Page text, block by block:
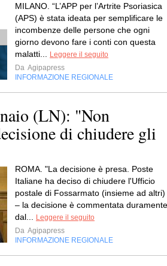
MILANO. “L’APP per l’Artrite Psoriasica
(APS) è stata ideata per semplificare le
incombenze delle persone che ogni
giorno devono fare i conti con questa
malatti...
Leggere il seguito
Da Agipapress
INFORMAZIONE REGIONALE
(LN): "Non
di chiudere gli
ROMA. "La decisione è presa. Poste
Italiane ha deciso di chiudere l'Ufficio
postale di Fossarmato (insieme ad altri)
– la decisione è commentata duramente
dal...
Leggere il seguito
Da Agipapress
INFORMAZIONE REGIONALE